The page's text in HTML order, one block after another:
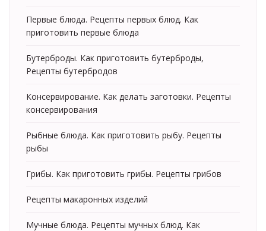
Первые блюда. Рецепты первых блюд. Как
приготовить первые блюда
Бутерброды. Как приготовить бутерброды,
Рецепты бутербродов
Консервирование. Как делать заготовки. Рецепты
консервирования
Рыбные блюда. Как приготовить рыбу. Рецепты
рыбы
Грибы. Как приготовить грибы. Рецепты грибов
Рецепты макаронных изделий
Мучные блюда. Рецепты мучных блюд. Как